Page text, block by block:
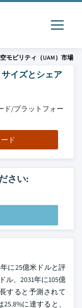
モビリティ（UAM）市場
イズとシェア
ド/プラットフォー
ド
さい:
に25億米ドルと評
ル、2031年に105億
すると予測されて
に達すると、